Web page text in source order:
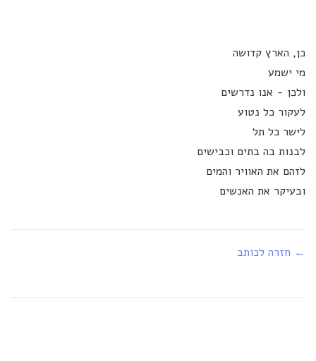
כן, הארץ קדושה
מי ישמע
ולכן - אנו נדרשים
לעקור כל נטוע
לישר כל תל
לבנות בה בתים וכבישים
לזהם את האוויר והמים
ובעיקר את האנשים
← חזרה לכותב